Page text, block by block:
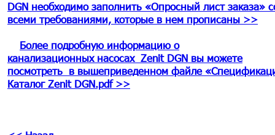
DGN необходимо заполнить «Опросный лист заказа»
всеми требованиями, которые в нем прописаны >>
Более подробную информацию о
канализационных насосах Zenit DGN вы можете
посмотреть в вышеприведенном файле
КаталогZenit DGN.pdf >>